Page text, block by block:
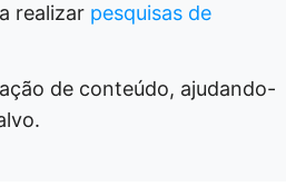
realizar pesquisas de
de conteúdo, ajudando-